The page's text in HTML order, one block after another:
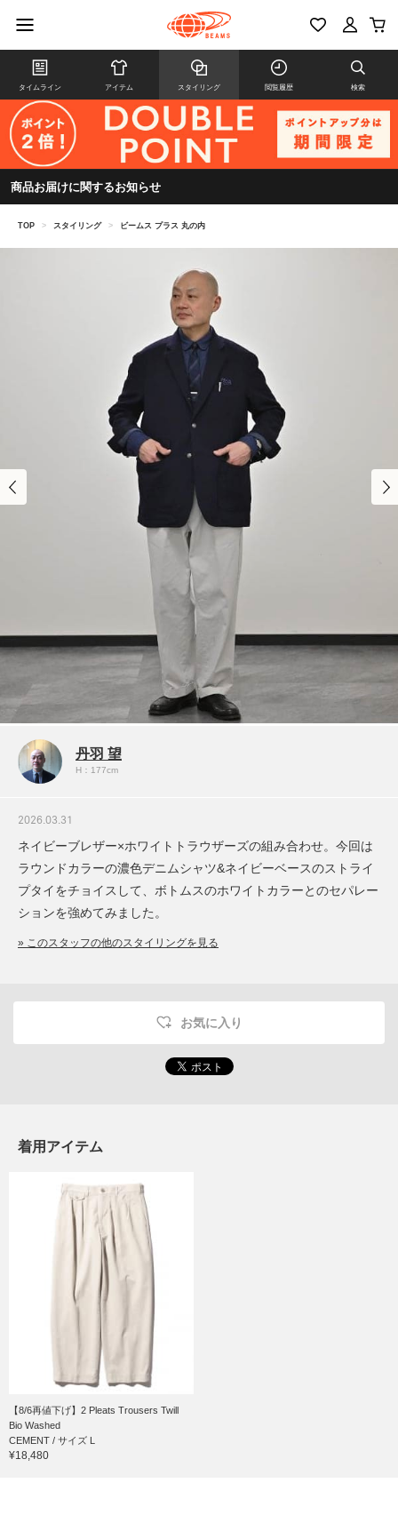
タイムライン アイテム スタイリング 閲覧履歴 検索
商品お届けに関するお知らせ
TOP > スタイリング > ビームス プラス 丸の内
丹羽 望
H：177cm
2026.03.31
ネイビーブレザー×ホワイトトラウザーズの組み合わせ。今回は
ラウンドカラーの濃色デニムシャツ&ネイビーベースのストライ
プタイをチョイスして、ボトムスのホワイトカラーとのセパレー
ションを強めてみました。
» このスタッフの他のスタイリングを見る
お気に入り
着用アイテム
【8/6再値下げ】2 Pleats Trousers Twill
Bio Washed
CEMENT / サイズ L
¥18,480